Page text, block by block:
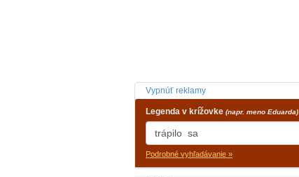
Vypnúť reklamy
Legenda v krížovke (napr. meno Eduarda)
Podrobné vyhľadávanie »